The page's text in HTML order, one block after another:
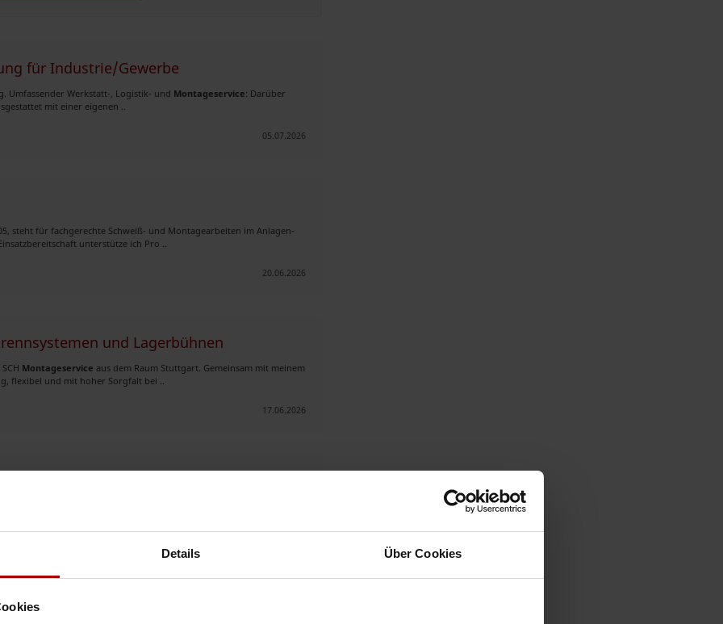
Details Über Cookies
für Industrie/Gewerbe
Umfassender Werkstatt-, Logistik- und Montageservice: Darüber
mit einer eigenen ..
05.07.2026
steht für fachgerechte Schweiß- und Montagearbeiten im Anlagen-
unterstütze ich Pro ..
20.06.2026
und Lagerbühnen
Montageservice aus dem Raum Stuttgart. Gemeinsam mit meinem
flexibel und mit hoher Sorgfalt bei ..
17.06.2026
oder Privatverkäufen ✅ Trage- und
damit Ihr Eigentum sich ..